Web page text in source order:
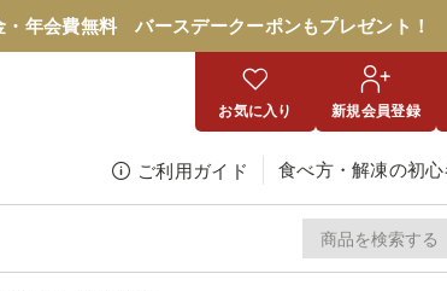
・年会費無料バースデークーポンもプレゼント！
お気に入り 新規会員登録
ご利用ガイド 食べ方・解凍の初